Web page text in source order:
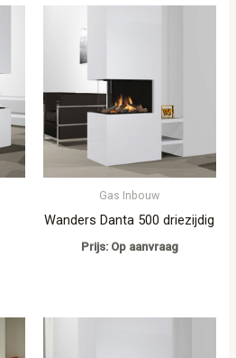
Gas Inbouw
Wanders Danta 500 driezijdig
Prijs: Op aanvraag